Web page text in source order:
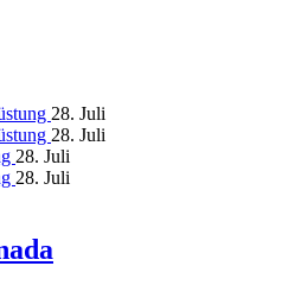
28. Juli
28. Juli
28. Juli
28. Juli